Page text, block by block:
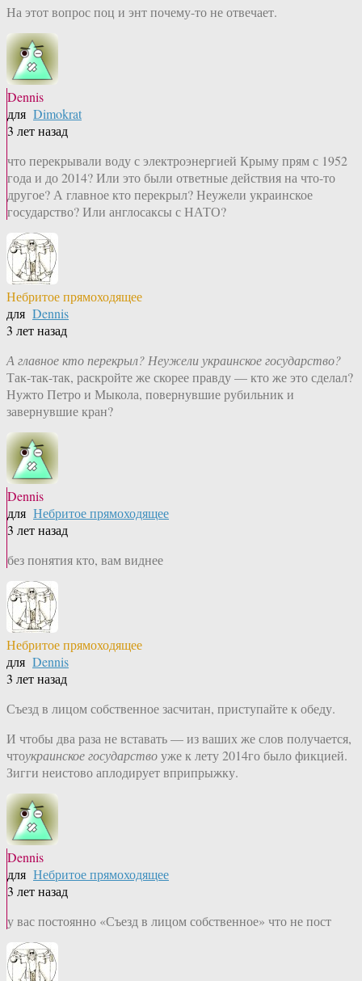
На этот вопрос поц и энт почему-то не отвечает.
Dennis
для Dimokrat
3 лет назад
что перекрывали воду с электроэнергией Крыму прям с 1952
года и до 2014? Или это были ответные действия на что-то
другое? А главное кто перекрыл? Неужели украинское
государство? Или англосаксы с НАТО?
Небритое прямоходящее
для Dennis
3 лет назад
А главное кто перекрыл? Неужели украинское государство?
Так-так-так, раскройте же скорее правду — кто же это сделал?
Нужто Петро и Мыкола, повернувшие рубильник и
завернувшие кран?
Dennis
для Небритое прямоходящее
3 лет назад
без понятия кто, вам виднее
Небритое прямоходящее
для Dennis
3 лет назад
Съезд в лицом собственное засчитан, приступайте к обеду.
И чтобы два раза не вставать — из ваших же слов получается,
чтоукраинское государствоуже к лету 2014го было фикцией.
Зигги неистово аплодирует вприпрыжку.
Dennis
для Небритое прямоходящее
3 лет назад
у вас постоянно «Съезд в лицом собственное» что не пост